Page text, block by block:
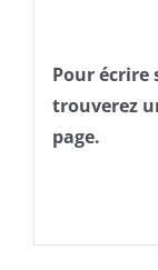
Pour écrire
trouverez
page.